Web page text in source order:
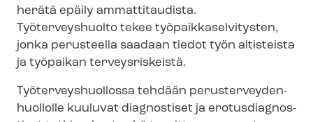
herätä epäily ammattitaudista.
Työterveyshuolto tekee työ­paik­ka­sel­vi­tys­ten,
jonka perusteella saadaan tiedot työn altisteista
ja työpaikan terveysriskeistä.
Työ­ter­veys­huol­los­sa tehdään pe­rus­ter­vey­den­
huol­lol­le kuuluvat diagnostiset ja ero­tus­diag­nos­